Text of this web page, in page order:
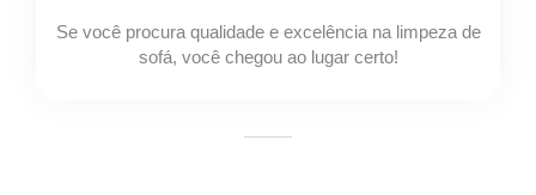
Se você procura qualidade e excelência na limpeza de
sofá, você chegou ao lugar certo!